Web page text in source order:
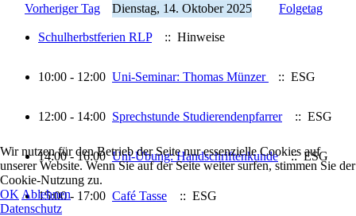
Vorheriger Tag Dienstag, 14. Oktober 2025 Folgetag
Schulherbstferien RLP :: Hinweise
10:00 - 12:00 Uni-Seminar: Thomas Münzer :: ESG
12:00 - 14:00 Sprechstunde Studierendenpfarrer :: ESG
14:00 - 16:00Uni-Übung: Handschriftenkunde :: ESG
15:00 - 17:00 Café Tasse :: ESG
Wir nutzen für den Betrieb der Seite nur essenzielle Cookies auf
unserer Website. Wenn Sie auf der Seite weiter surfen, stimmen Sie der
Cookie-Nutzung zu.
OK Ablehnen
Datenschutz